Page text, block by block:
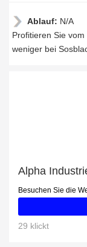
Ablauf: N/A
Profitieren Sie
weniger bei
Besuchen Sie die
29 klickt